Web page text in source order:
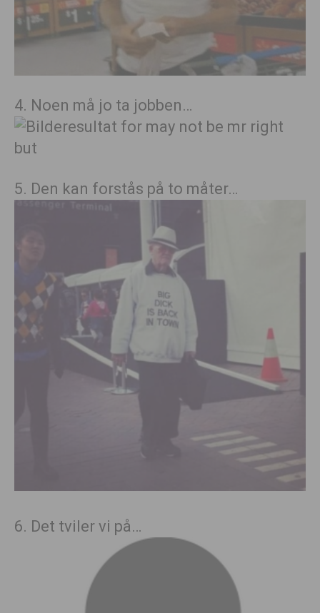
4. Noen må jo ta jobben…
5. Den kan forstås på to måter…
6. Det tviler vi på…